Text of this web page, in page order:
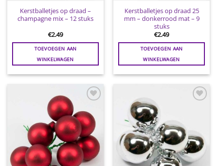
Kerstballetjes op draad –
champagne mix – 12 stuks
€2.49
TOEVOEGEN AAN
WINKELWAGEN
Kerstballetjes op draad 25
mm – donkerrood mat – 9
stuks
€2.49
TOEVOEGEN AAN
WINKELWAGEN
Toevoegen
aan
wenslijst